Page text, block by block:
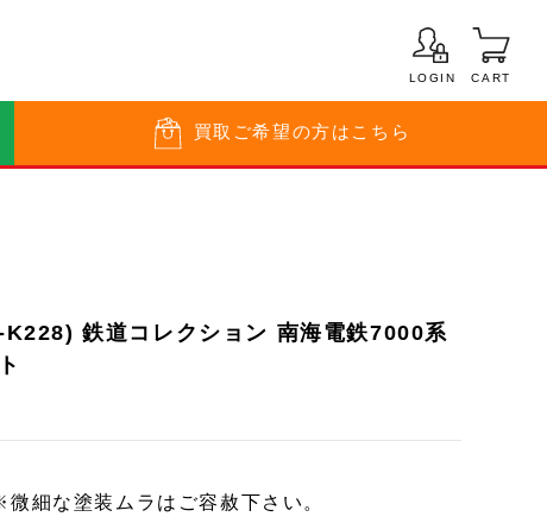
LOGIN CART
買取 ご希望の方はこちら
K228) 鉄道コレクション 南海電鉄7000系
細な塗装ムラはご容赦下さい。